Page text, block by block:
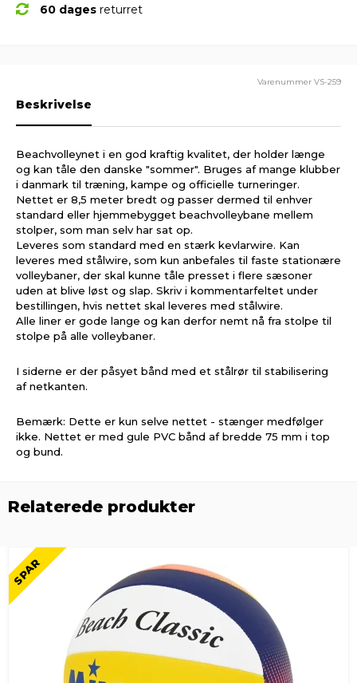
60 dages returret
Varenummer VS-259
Beskrivelse
Beachvolleynet i en god kraftig kvalitet, der holder længe
og kan tåle den danske "sommer". Bruges af mange klubber
i danmark til træning, kampe og officielle turneringer.
Nettet er 8,5 meter bredt og passer dermed til enhver
standard eller hjemmebygget beachvolleybane mellem
stolper, som man selv har sat op.
Leveres som standard med en stærk kevlarwire. Kan
leveres med stålwire, som kun anbefales til faste stationære
volleybaner, der skal kunne tåle presset i flere sæsoner
uden at blive løst og slap. Skriv i kommentarfeltet under
bestillingen, hvis nettet skal leveres med stålwire.
Alle liner er gode lange og kan derfor nemt nå fra stolpe til
stolpe på alle volleybaner.
I siderne er der påsyet bånd med et stålrør til stabilisering
af netkanten.
Bemærk: Dette er kun selve nettet - stænger medfølger
ikke. Nettet er med gule PVC bånd af bredde 75 mm i top
og bund.
Relaterede produkter
SPAR